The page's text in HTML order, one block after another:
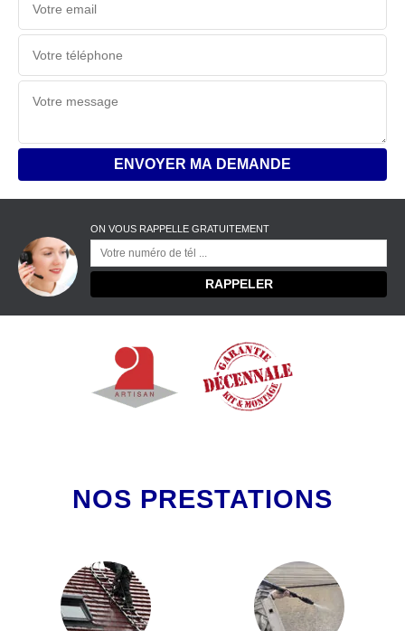
ON VOUS RAPPELLE GRATUITEMENT
NOS PRESTATIONS